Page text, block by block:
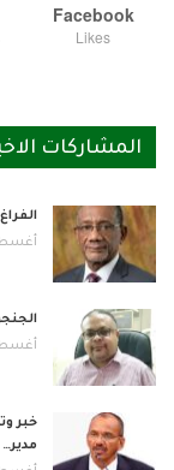
Facebook
Likes
المشاركات
أغسطس
أغسطس
خبر
مدير…